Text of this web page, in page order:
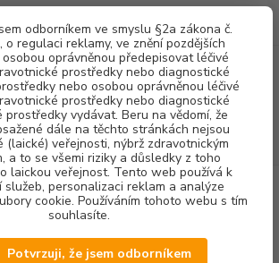
odborníkem ve smyslu §2a zákona č.
o regulaci reklamy, ve znění pozdějších
oprávněnou předepisovat léčivé
prostředky nebo diagnostické
nebo osobou oprávněnou léčivé
prostředky nebo diagnostické
prostředky vydávat. Beru na vědomí, že
dále na těchto stránkách nejsou
(laické) veřejnosti, nýbrž zdravotnickým
a to se všemi riziky a důsledky z toho
laickou veřejnost. Tento web používá k
služeb, personalizaci reklam a analýze
cookie. Používáním tohoto webu s tím
souhlasíte.
Potvrzuji, že jsem odborníkem
Menu
CZK
Hledat
za0,00 Kč
ODSTRAŇOVAČE ZUBNÍHO KAMENE
UDS-E